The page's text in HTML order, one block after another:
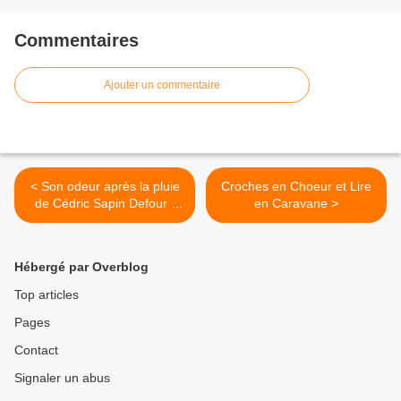
Commentaires
Ajouter un commentaire
< Son odeur après la pluie
de Cédric Sapin Defour (
éditions Stock)
Croches en Choeur et Lire
en Caravane >
Hébergé par Overblog
Top articles
Pages
Contact
Signaler un abus